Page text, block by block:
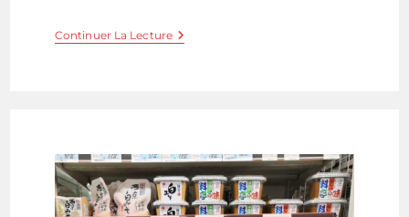
Continuer La LectureTonjiru